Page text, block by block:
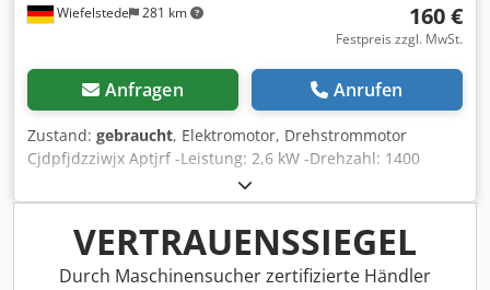
Wiefelstede 281 km 160 €
Festpreis zzgl. MwSt.
Anfragen Anrufen
Zustand: gebraucht, Elektromotor, Drehstrommotor
Cjdpfjdzziwjx Aptjrf -Leistung: 2,6 kW -Drehzahl: 1400
U/min -Welle: Ø 28 x 50 mm -Bauform: B5 -Abmessungen:
390/273/H250 mm -Gewicht: 39 kg
VERTRAUENSSIEGEL
Durch Maschinensucher zertifizierte Händler